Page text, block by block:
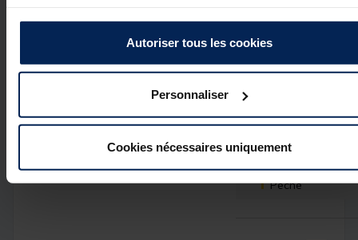
Autoriser tous les cookies
Personnaliser
Cookies nécessaires uniquement
remercions pour
commentaire
très positif.
sommes ravis
de vous
parmi nos
clients. C'est un
L’équipe Pacific
Pêche